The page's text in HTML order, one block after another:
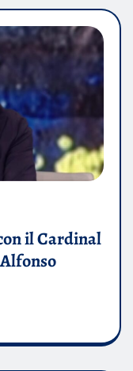
il Cardinal